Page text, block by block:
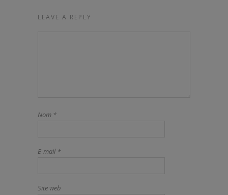
LEAVE A REPLY
Nom *
E-mail*
Site web